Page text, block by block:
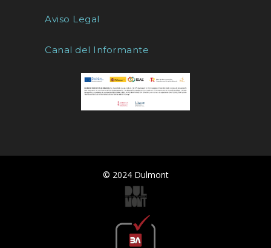
Aviso Legal
Canal del Informante
© 2024 Dulmont